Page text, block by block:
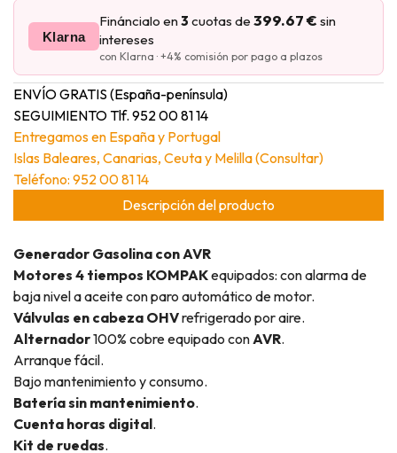
Klarna
Fináncialo en3 cuotas de 399.67 € sin
intereses
con Klarna · +4% comisión por pago a plazos
ENVÍO GRATIS (España-península)
SEGUIMIENTO Tlf. 952 00 81 14
Entregamos en España y Portugal
Islas Baleares, Canarias, Ceuta y Melilla (Consultar)
Teléfono: 952 00 81 14
Descripción del producto
Generador Gasolina con AVR
Motores 4 tiempos KOMPAKequipados: con alarma de
baja nivel a aceite con paro automático de motor.
Válvulas en cabeza OHVrefrigerado por aire.
Alternador100% cobre equipado con AVR.
Arranque fácil.
Bajo mantenimiento y consumo.
Batería sin mantenimiento.
Cuenta horas digital.
Kit de ruedas.